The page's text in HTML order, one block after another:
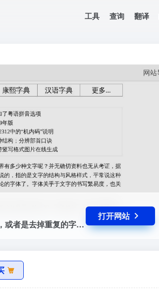
工具 查询 翻译
文本去重工具官网，文本去重工具用于将文本中重复的段落去掉，或者是去掉重复的字。这在一些文本数据处理中是可用的。
打开网站